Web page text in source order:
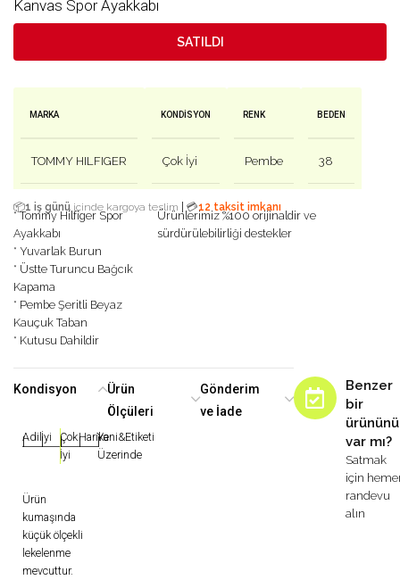
Kanvas Spor Ayakkabı
SATILDI
MARKA
TOMMY HILFIGER
KONDISYON
Çok İyi
RENK
Pembe
BEDEN
38
📦1 iş günü içinde kargoya teslim 💳12 taksit imkanı
* Tommy Hilfiger Spor
Ayakkabı
* Yuvarlak Burun
* Üstte Turuncu Bağcık
Kapama
* Pembe Şeritli Beyaz
Kauçuk Taban
* Kutusu Dahildir
Ürünlerimiz %100 orijinaldir ve
sürdürülebilirliği destekler
Kondisyon
|Adil|İyi |Çok
İyi
|Harika
|Yeni&Etiketi
Üzerinde
Ürün
kumaşında
küçük ölçekli
lekelenme
mevcuttur.
Ürün
Ölçüleri
Gönderim
ve İade
Benzer
bir
var mı?
Satmak
için
randevu
alın